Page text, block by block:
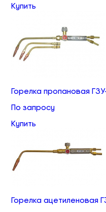
Купить
Горелка пропановая
По запросу
Купить
Горелка ацетиленовая